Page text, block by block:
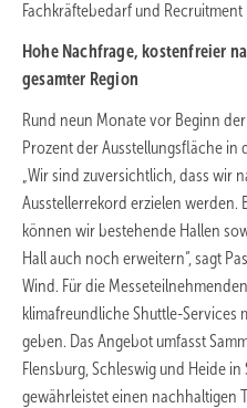
Fachkräftebedarf und Recruitment
Hohe Nachfrage, kostenfreier
gesamter Region
Rund neun Monate vor Beginn der
Prozent der Ausstellungsfläche in
„Wir sind zuversichtlich, dass wir
Ausstellerrekord erzielen werden.
können wir bestehende Hallen
Hall auch noch erweitern“, sagt
Wind. Für die
klimafreundliche Shuttle-Services
geben. Das Angebot umfasst
Flensburg, Schleswig und Heide
gewährleistet einen nachhaltigen